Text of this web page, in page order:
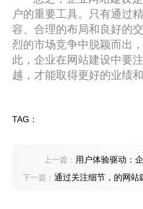
户的重要工具。只有通过
容、合理的布局和良好的
烈的市场竞争中脱颖而出
此，企业在网站建设中要
越，才能取得更好的业绩和
TAG：
上一篇： 用户体验驱动：
下一篇： 通过关注细节，的网站